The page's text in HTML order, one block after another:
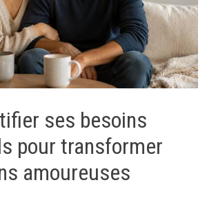
ses besoins
pour transformer
amoureuses